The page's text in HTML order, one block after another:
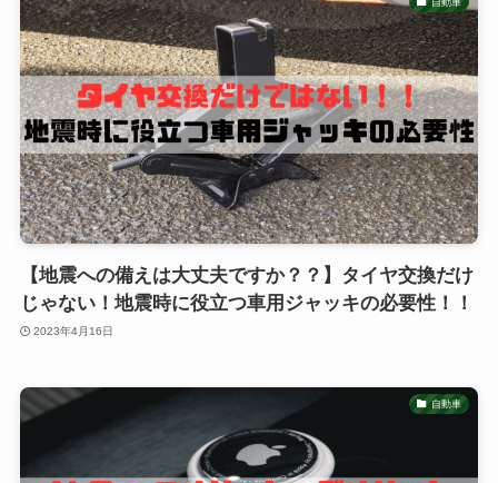
【地震への備えは大丈夫ですか？？】タイヤ交換だけ
じゃない！地震時に役立つ車用ジャッキの必要性！！
2023年4月16日
自動車